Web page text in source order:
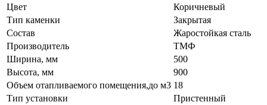
Цвет
Коричневый
Тип каменки
Закрытая
Состав
Жаростойкая сталь
Производитель
ТМФ
Ширина, мм
500
Высота, мм
900
Объем отапливаемого помещения,до м3 18
Тип установки
Пристенный